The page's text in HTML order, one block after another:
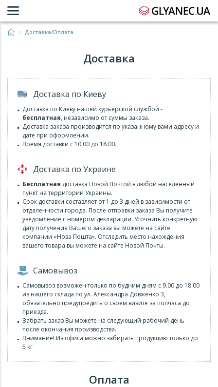
Доставка/Оплата
Доставка
Доставка по Киеву
Доставка по Киеву нашей курьерской службой -
бесплатная, независимо от суммы заказа.
Доставка заказа производится по указанному вами адресу и
дате при оформлении.
Время доставки с 10.00 до 18.00.
Доставка по Украине
Бесплатная доставка Новой Почтой в любой населенный
пункт на территории Украины.
Срок доставки составляет от 1 до 3 дней в зависимости от
отдаленности города. После отправки заказа Вы получите
уведомление с номером декларации. Уточнить конкретную
дату получения Вашего заказа вы можете на сайте
компании «Нова Пошта». Отследить место нахождения
вашего товара вы можете на сайте Новой Почты.
Самовывоз
Самовывоз возможен только по будним дням с 9.00 до 18.00
из нашего склада по ул. Александра Довженко 3,
обязательно предупредить о своем визите за полчаса до
приезда.
Забрать заказ Вы можете на следующий рабочий день
после окончания производства.
Внимание! Из офиса можно забирать продукцию только до
5 кг
Оплата